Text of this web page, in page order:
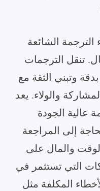
الشائعة
تنقل الترجمات
وتبني الثقة مع
والولاء. يعد
عالية الجودة
إلى المراجعة
والمال على
التي تستثمر في
المكلفة مثل